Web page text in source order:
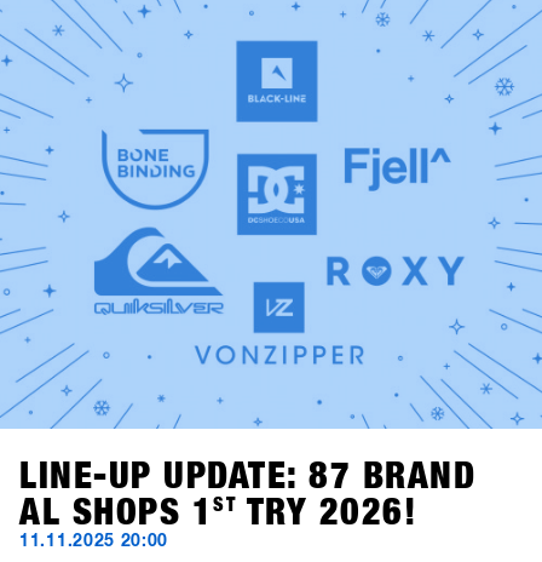
possono vincere gramdi premi.Lunedì dalle 21:00, due
vere leggende dello snowboard passano dietro alla
consolle: Fredi Kalbermatten e Gogo Gossner, alias DJ
Fredi K & DJock Norris. Il loro viaggio tra hip hop old-
school, funk e soul prende vita al Kosis Pub (Hotel Kosis,
Fügen).Due serate indimenticabili in due location diverse e
stimolanti, pensate come spazi di confronto, community,
divertimento e tempo condiviso lontano dalla neve.
LINE-UP UPDATE: 87 BRAND
AL SHOPS 1
ST TRY 2026!
11.11.2025 20:00